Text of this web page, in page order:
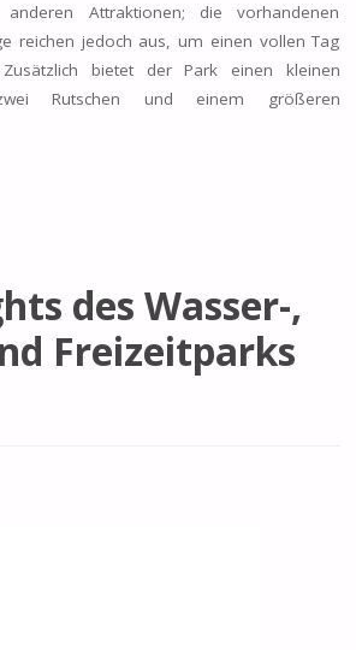
anderen Attraktionen; die vorhandenen
reichen jedoch aus, um einen vollen Tag
bietet der Park einen kleinen
Rutschen und einem größeren
des Wasser-,
Freizeitparks